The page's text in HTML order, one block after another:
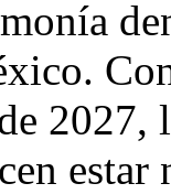
2027,
estar